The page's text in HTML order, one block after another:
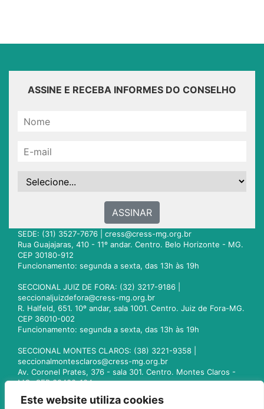
Este website utiliza cookies
ASSINE E RECEBA INFORMES DO CONSELHO
ASSINAR
SEDE: (31) 3527-7676 | cress@cress-mg.org.br
Rua Guajajaras, 410 - 11º andar. Centro. Belo Horizonte - MG.
CEP 30180-912
Funcionamento: segunda a sexta, das 13h às 19h
SECCIONAL JUIZ DE FORA: (32) 3217-9186 |
seccionaljuizdefora@cress-mg.org.br
R. Halfeld, 651. 10º andar, sala 1001. Centro. Juiz de Fora-MG.
CEP 36010-002
Funcionamento: segunda a sexta, das 13h às 19h
SECCIONAL MONTES CLAROS: (38) 3221-9358 |
seccionalmontesclaros@cress-mg.org.br
Av. Coronel Prates, 376 - sala 301. Centro. Montes Claros -
MG. CEP 39400-104